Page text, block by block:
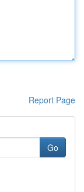
Report Page
Go